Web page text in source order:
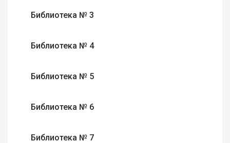
Библиотека № 3
Библиотека № 4
Библиотека № 5
Библиотека № 6
Библиотека № 7